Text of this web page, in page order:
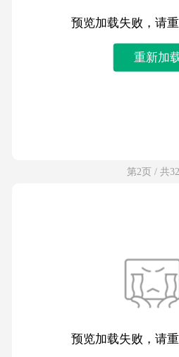
预览加载失败，请
重新加
第2页 / 共
预览加载失败，请